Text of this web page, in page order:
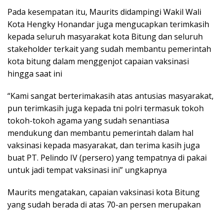
Pada kesempatan itu, Maurits didampingi Wakil Wali
Kota Hengky Honandar juga mengucapkan terimkasih
kepada seluruh masyarakat kota Bitung dan seluruh
stakeholder terkait yang sudah membantu pemerintah
kota bitung dalam menggenjot capaian vaksinasi
hingga saat ini
“Kami sangat berterimakasih atas antusias masyarakat,
pun terimkasih juga kepada tni polri termasuk tokoh
tokoh-tokoh agama yang sudah senantiasa
mendukung dan membantu pemerintah dalam hal
vaksinasi kepada masyarakat, dan terima kasih juga
buat PT. Pelindo IV (persero) yang tempatnya di pakai
untuk jadi tempat vaksinasi ini” ungkapnya
Maurits mengatakan, capaian vaksinasi kota Bitung
yang sudah berada di atas 70-an persen merupakan